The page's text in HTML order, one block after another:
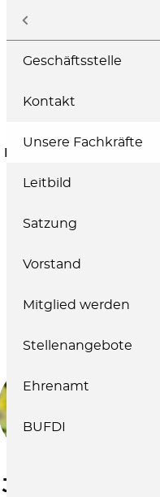
Josefine
Geschäftsstelle
Kontakt
Unsere Fachkräfte
Leitbild
Satzung
Vorstand
Mitglied werden
Stellenangebote
Ehrenamt
BUFDI